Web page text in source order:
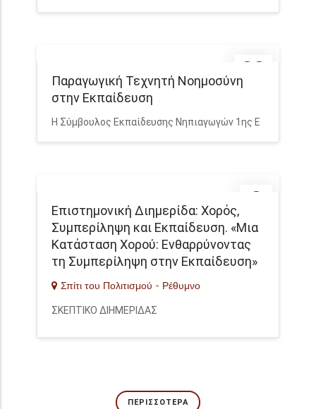
28
Παραγωγική Τεχνητή Νοημοσύνη
στην Εκπαίδευση
Η Σύμβουλος Εκπαίδευσης Νηπιαγωγών 1ης Ε
8
Επιστημονική Διημερίδα: Χορός,
Συμπερίληψη και Εκπαίδευση. «Μια
Κατάσταση Χορού: Ενθαρρύνοντας
τη Συμπερίληψη στην Εκπαίδευση»
Σπίτι του Πολιτισμού - Ρέθυμνο
ΣΚΕΠΤΙΚΟ ΔΙΗΜΕΡΙΔΑΣ
ΠΕΡΙΣΣΌΤΕΡΑ